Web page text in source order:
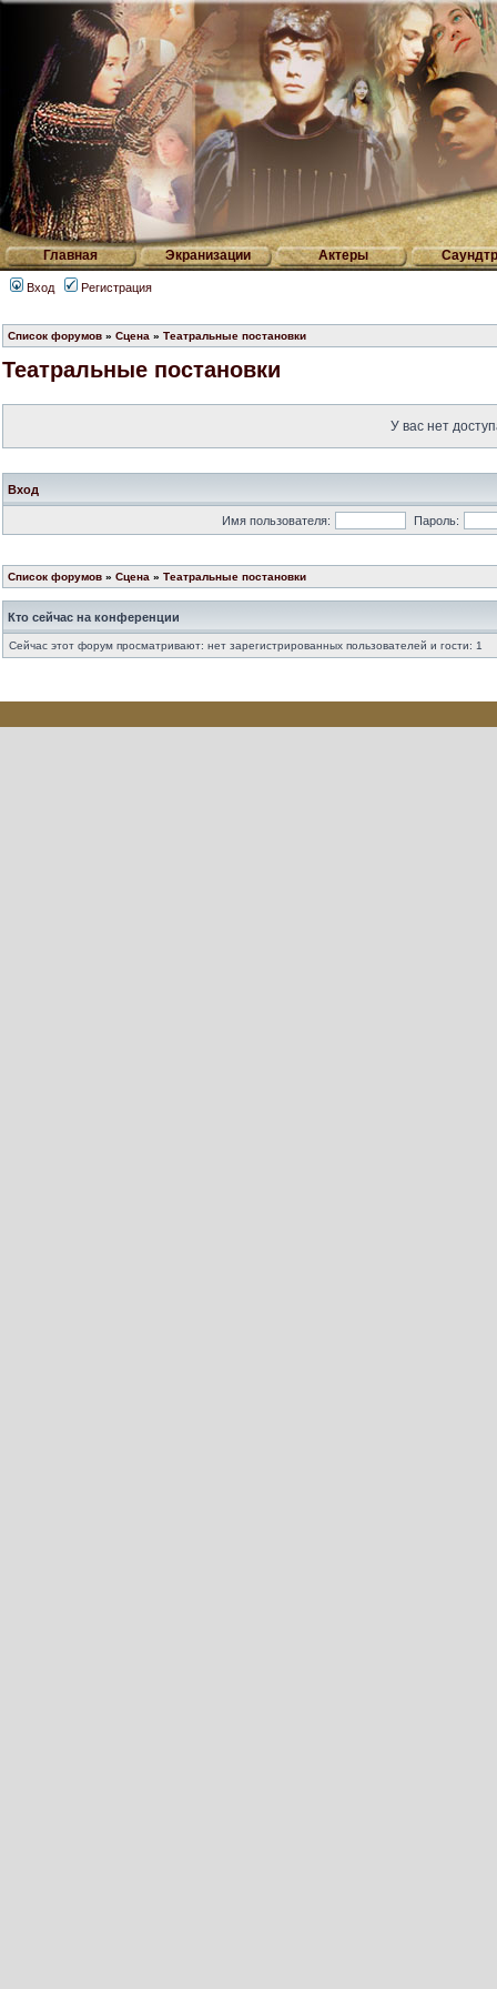
Главная Экранизации Актеры
Вход Регистрация
Список форумов » Сцена » Театральные постановки
Театральные постановки
У вас нет
Вход
Имя пользователя: Пароль:
Список форумов » Сцена » Театральные постановки
Кто сейчас на конференции
Сейчас этот форум просматривают: нет зарегистрированных пользователей и гости: 1